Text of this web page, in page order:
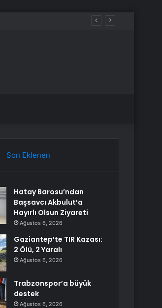
Son Eklenen
Hatay Barosu’ndan
Başsavcı Akbulut’a
Hayırlı Olsun Ziyareti
Ağustos 6, 2026
Gaziantep’te TIR Kazası:
2 Ölü, 2 Yaralı
Ağustos 6, 2026
Trabzonspor’a büyük
destek
Ağustos 6, 2026